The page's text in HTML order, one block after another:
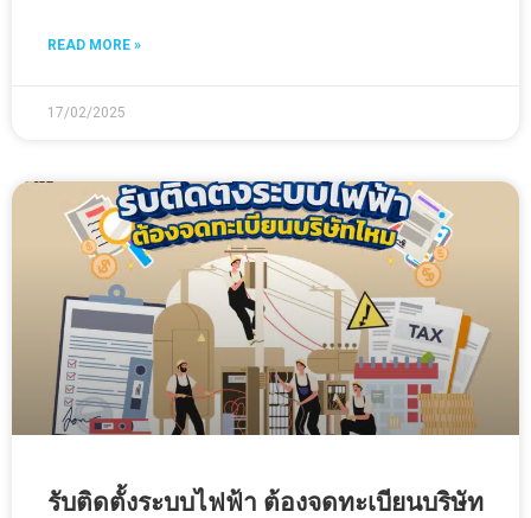
READ MORE »
17/02/2025
รับติดตั้งระบบไฟฟ้า ต้องจดทะเบียนบริษัท